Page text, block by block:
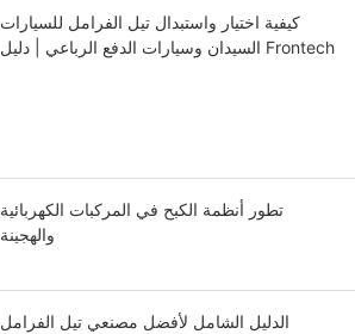
كيفية اختيار واستبدال تيل الفرامل للسيارات
السيدان وسيارات الدفع الرباعي | دليل Frontech
تطور أنظمة الكبح في المركبات الكهربائية
والهجينة
الدليل الشامل لأفضل مصنعي تيل الفرامل